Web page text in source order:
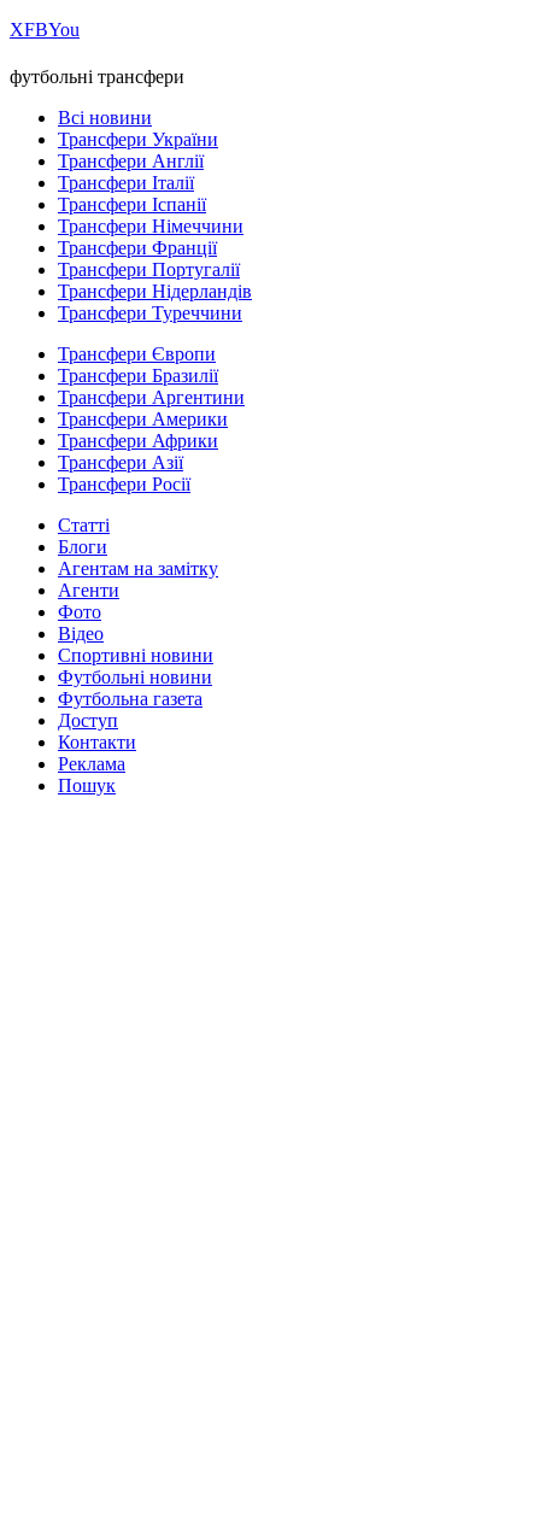
ХFBYou
футбольні трансфери
Всі новини
Трансфери України
Трансфери Англії
Трансфери Італії
Трансфери Іспанії
Трансфери Німеччини
Трансфери Франції
Трансфери Португалії
Трансфери Нідерландів
Трансфери Туреччини
Трансфери Європи
Трансфери Бразилії
Трансфери Аргентини
Трансфери Америки
Трансфери Африки
Трансфери Азії
Трансфери Росії
Статті
Блоги
Агентам на замітку
Агенти
Фото
Відео
Спортивні новини
Футбольні новини
Футбольна газета
Доступ
Контакти
Реклама
Пошук